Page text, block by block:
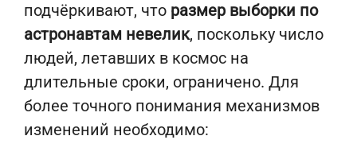
подчёркивают, что размер выборки по
астронавтам невелик, поскольку число
людей, летавших в космос на
длительные сроки, ограничено. Для
более точного понимания механизмов
изменений необходимо: